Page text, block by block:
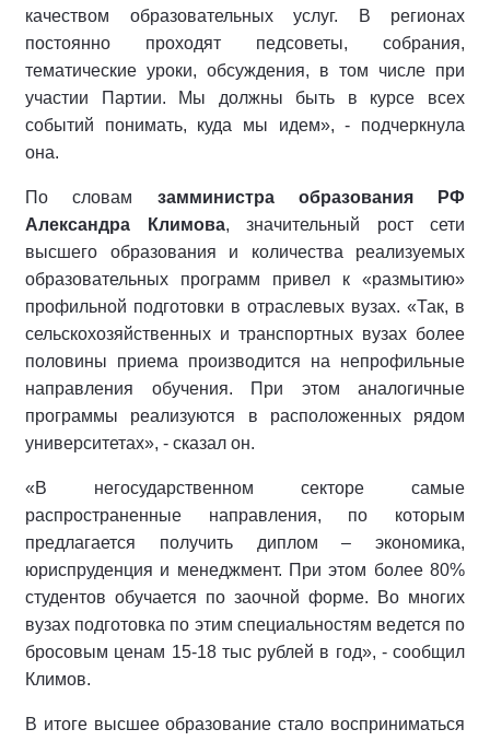
качеством образовательных услуг. В регионах
постоянно проходят педсоветы, собрания,
тематические уроки, обсуждения, в том числе при
участии Партии. Мы должны быть в курсе всех
событий понимать, куда мы идем», - подчеркнула
она.
По словам замминистра образования РФ
Александра Климова, значительный рост сети
высшего образования и количества реализуемых
образовательных программ привел к «размытию»
профильной подготовки в отраслевых вузах. «Так, в
сельскохозяйственных и транспортных вузах более
половины приема производится на непрофильные
направления обучения. При этом аналогичные
программы реализуются в расположенных рядом
университетах», - сказал он.
«В негосударственном секторе самые
распространенные направления, по которым
предлагается получить диплом – экономика,
юриспруденция и менеджмент. При этом более 80%
студентов обучается по заочной форме. Во многих
вузах подготовка по этим специальностям ведется по
бросовым ценам 15-18 тыс рублей в год», - сообщил
Климов.
В итоге высшее образование стало восприниматься